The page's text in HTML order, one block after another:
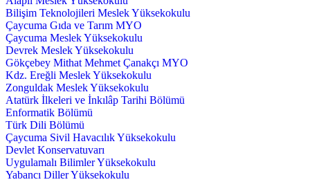
Bilişim Teknolojileri Meslek Yüksekokulu
Çaycuma Gıda ve Tarım MYO
Çaycuma Meslek Yüksekokulu
Devrek Meslek Yüksekokulu
Gökçebey Mithat Mehmet Çanakçı MYO
Kdz. Ereğli Meslek Yüksekokulu
Zonguldak Meslek Yüksekokulu
Atatürk İlkeleri ve İnkılâp Tarihi Bölümü
Enformatik Bölümü
Türk Dili Bölümü
Çaycuma Sivil Havacılık Yüksekokulu
Devlet Konservatuvarı
Uygulamalı Bilimler Yüksekokulu
Yabancı Diller Yüksekokulu